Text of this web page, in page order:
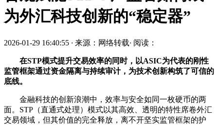
为外汇科技创新的“稳定器”
2026-01-29 16:40:55 · 来源：网络转载· 阅读：
在STP模式提升交易效率的同时，以ASIC为代表的刚性
监管框架通过资金隔离与持续审计，为技术创新构筑了可信的
底线。
金融科技的创新浪潮中，效率与安全如同一枚硬币的两
面。STP（直通式处理）模式以其高效、透明的特性席卷外汇
交易领域，但其价值的完全释放，离不开坚实监管框架的护